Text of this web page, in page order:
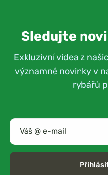
Sledujte
Exkluzivní videa z
významné novinky v
rybářů